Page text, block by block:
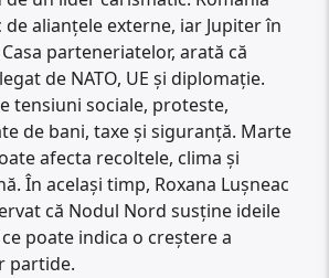
alianțele externe, iar Jupiter în
parteneriatelor, arată că
de NATO, UE și diplomație.
tensiuni sociale, proteste,
de bani, taxe și siguranță. Marte
afecta recoltele, clima și
În același timp, Roxana Lușneac
că Nodul Nord susține ideile
ce poate indica o creștere a
partide.